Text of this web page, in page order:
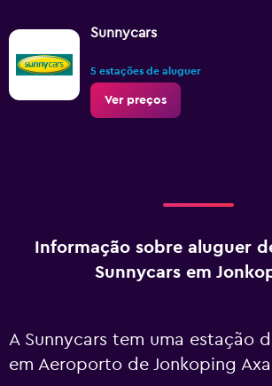
Sunnycars
5 estações de aluguer
Ver preços
Informação sobre aluguer
Sunnycars em
A Sunnycars tem uma estação
em Aeroporto de Jonkoping